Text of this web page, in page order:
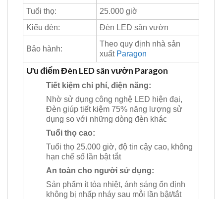
Tuổi thọ:
25.000 giờ
Kiểu đèn:
Đèn LED sân vườn
Bảo hành:
Theo quy định nhà sản
xuất Paragon
Ưu điểm Đèn LED sân vườn Paragon
Tiết kiệm chi phí, điện năng:
Nhờ sử dụng công nghệ LED hiện đại,
Đèn giúp tiết kiệm 75% năng lượng sử
dụng so với những dòng đèn khác
Tuổi thọ cao:
Tuổi thọ 25.000 giờ, độ tin cậy cao, không
hạn chế số lần bật tắt
An toàn cho người sử dụng:
Sản phẩm ít tỏa nhiệt, ánh sáng ổn định
không bị nhấp nháy sau mỗi lần bật/tắt